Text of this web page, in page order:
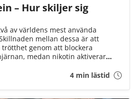
– Hur skiljer sig
av världens mest använda
mellan dessa är att
genom att blockera
medan nikotin aktiverar
I Sverige förknippas de ofta med
4 min lästid